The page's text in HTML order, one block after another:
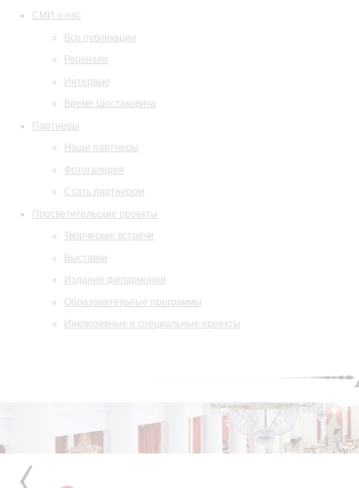
СМИ о нас
Все публикации
Рецензии
Интервью
Время Шостаковича
Партнеры
Наши партнеры
Фотогалерея
Стать партнером
Просветительские проекты
Творческие встречи
Выставки
Издания филармонии
Образовательные программы
Инклюзивные и специальные проекты